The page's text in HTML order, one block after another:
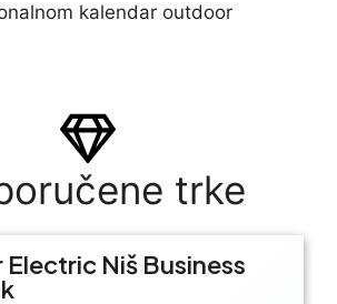
kalendar outdoor
trke
Niš Business